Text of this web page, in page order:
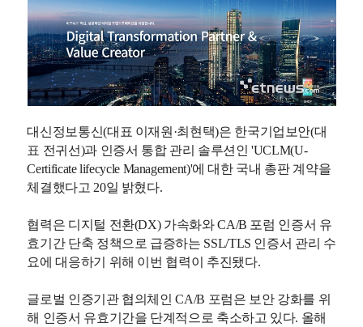
대신정보통신(대표 이재원·최현택)은 한국기업보안(대
표 전귀선)과 인증서 통합 관리 솔루션인 'UCLM(U-
Certificate lifecycle Management)'에 대한 국내 총판 계약을
체결했다고 20일 밝혔다.
협력은 디지털 전환(DX) 가속화와 CA/B 포럼 인증서 유
효기간 단축 정책으로 급증하는 SSL/TLS 인증서 관리 수
요에 대응하기 위해 이번 협력이 추진됐다.
글로벌 인증기관 협의체인 CA/B 포럼은 보안 강화를 위
해 인증서 유효기간을 단계적으로 축소하고 있다. 올해